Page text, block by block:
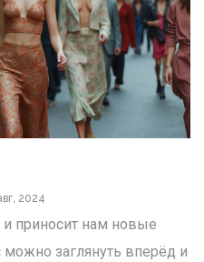
2024
приносит нам новые
заглянуть вперёд и